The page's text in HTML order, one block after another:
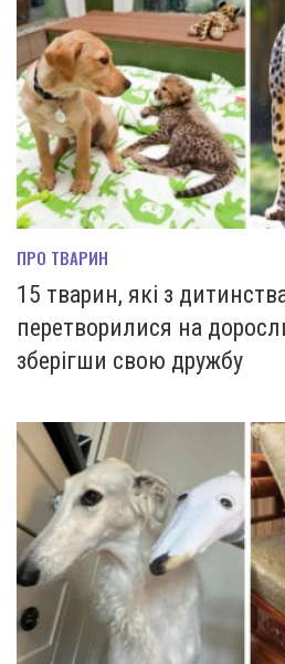
ПРО ТВАРИН
15 тварин, які з
перетворилися на
зберігши свою дружбу